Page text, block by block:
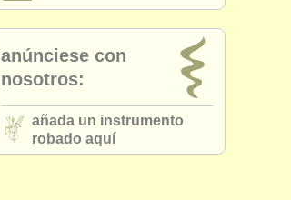
anúnciese con
nosotros:
añada un instrumento
robado aquí